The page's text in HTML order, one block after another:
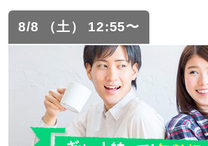
8/8 （土） 12:55〜